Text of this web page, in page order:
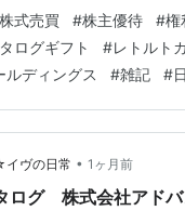
トルトカレー２種 2026年
。 権利確定日：３月末
room.rakuten.co.jp に
株式売買 #株主優待 #権
ログギフト #レトルト
ルディングス #雑記 #
ヴの日常 • 1ヶ月前
ログ 株式会社アドバ